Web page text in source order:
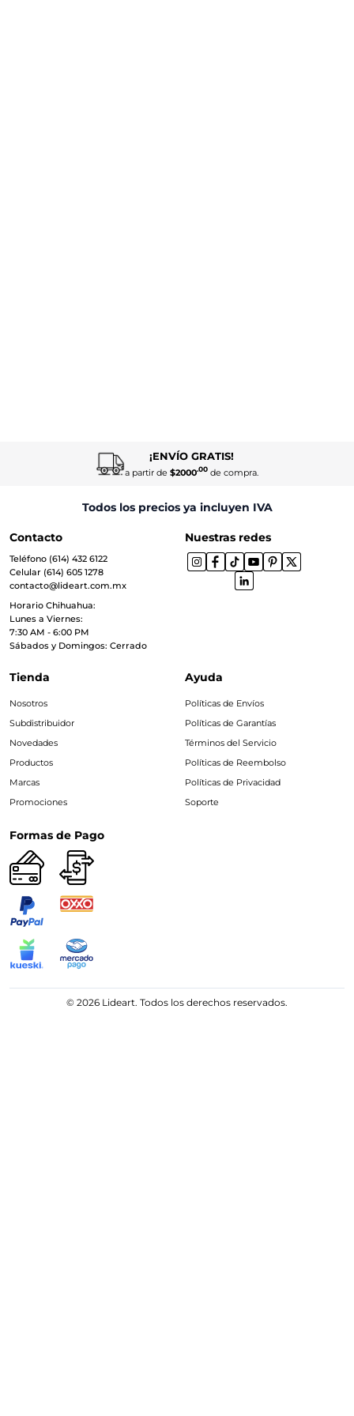
¡ENVÍO GRATIS!
a partir de $2000.00de compra.
Todos los precios ya incluyen IVA
Contacto
Teléfono (614) 432 6122
Celular (614) 605 1278
contacto@lideart.com.mx
Horario Chihuahua:
Lunes a Viernes:
7:30 AM - 6:00 PM
Sábados y Domingos: Cerrado
Nuestras redes
Tienda
Nosotros
Subdistribuidor
Novedades
Productos
Marcas
Promociones
Ayuda
Políticas de Envíos
Políticas de Garantías
Términos del Servicio
Políticas de Reembolso
Políticas de Privacidad
Soporte
Formas de Pago
© 2026 Lideart. Todos los derechos reservados.